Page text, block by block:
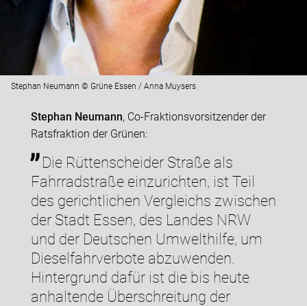
Stephan Neumann © Grüne Essen / Anna Muysers
Stephan Neumann, Co-Fraktionsvorsitzender der
Ratsfraktion der Grünen:
Die Rüttenscheider Straße als
Fahrradstraße einzurichten, ist Teil
des gerichtlichen Vergleichs zwischen
der Stadt Essen, des Landes NRW
und der Deutschen Umwelthilfe, um
Dieselfahrverbote abzuwenden.
Hintergrund dafür ist die bis heute
anhaltende Überschreitung der